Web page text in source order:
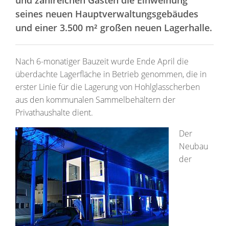
seines neuen Hauptverwaltungsgebäudes
und einer 3.500 m² großen neuen Lagerhalle.
Nach 6-monatiger Bauzeit wurde Ende April die
überdachte Lagerfläche in Betrieb genommen, die in
erster Linie für die Lagerung von Hohlglasscherben
aus den kommunalen Sammelbehältern der
Privathaushalte dient.
Der
Neubau
der